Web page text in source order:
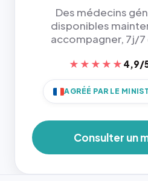
Des médecins
disponibles
accompagner, 7j/7
★★★★★ 4,9/
AGRÉÉ PAR LE
Consulter un